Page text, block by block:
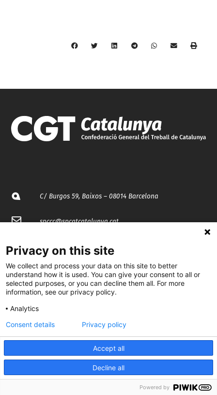
C/ Burgos 59, Baixos – 08014 Barcelona
spccc@spcgtcatalunya.cat
@CGTCatalunya
cgtcatalunya
CGTCatalunya
cgtcatalunya
Desenvolupat per
Privacy on this site
We collect and process your data on this site to better
understand how it is used. You can give your consent to all or
selected purposes, or you can decline them all. For more
information, see our privacy policy.
Analytics
Accept all
Decline all
Consent details Privacy policy
Powered by